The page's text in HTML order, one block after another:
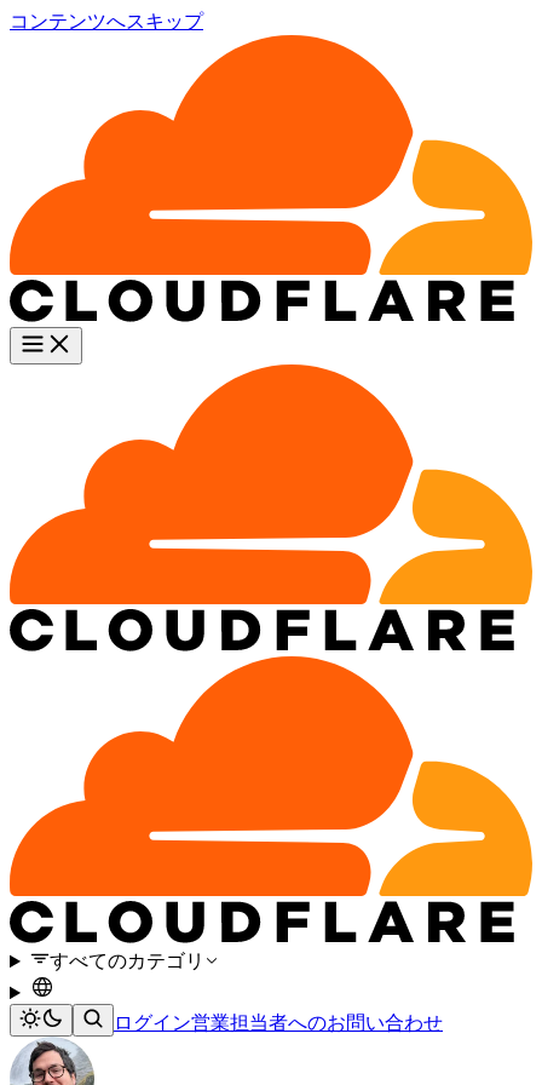
コンテンツへスキップ
すべてのカテゴリ
ログイン営業担当者へのお問い合わせ